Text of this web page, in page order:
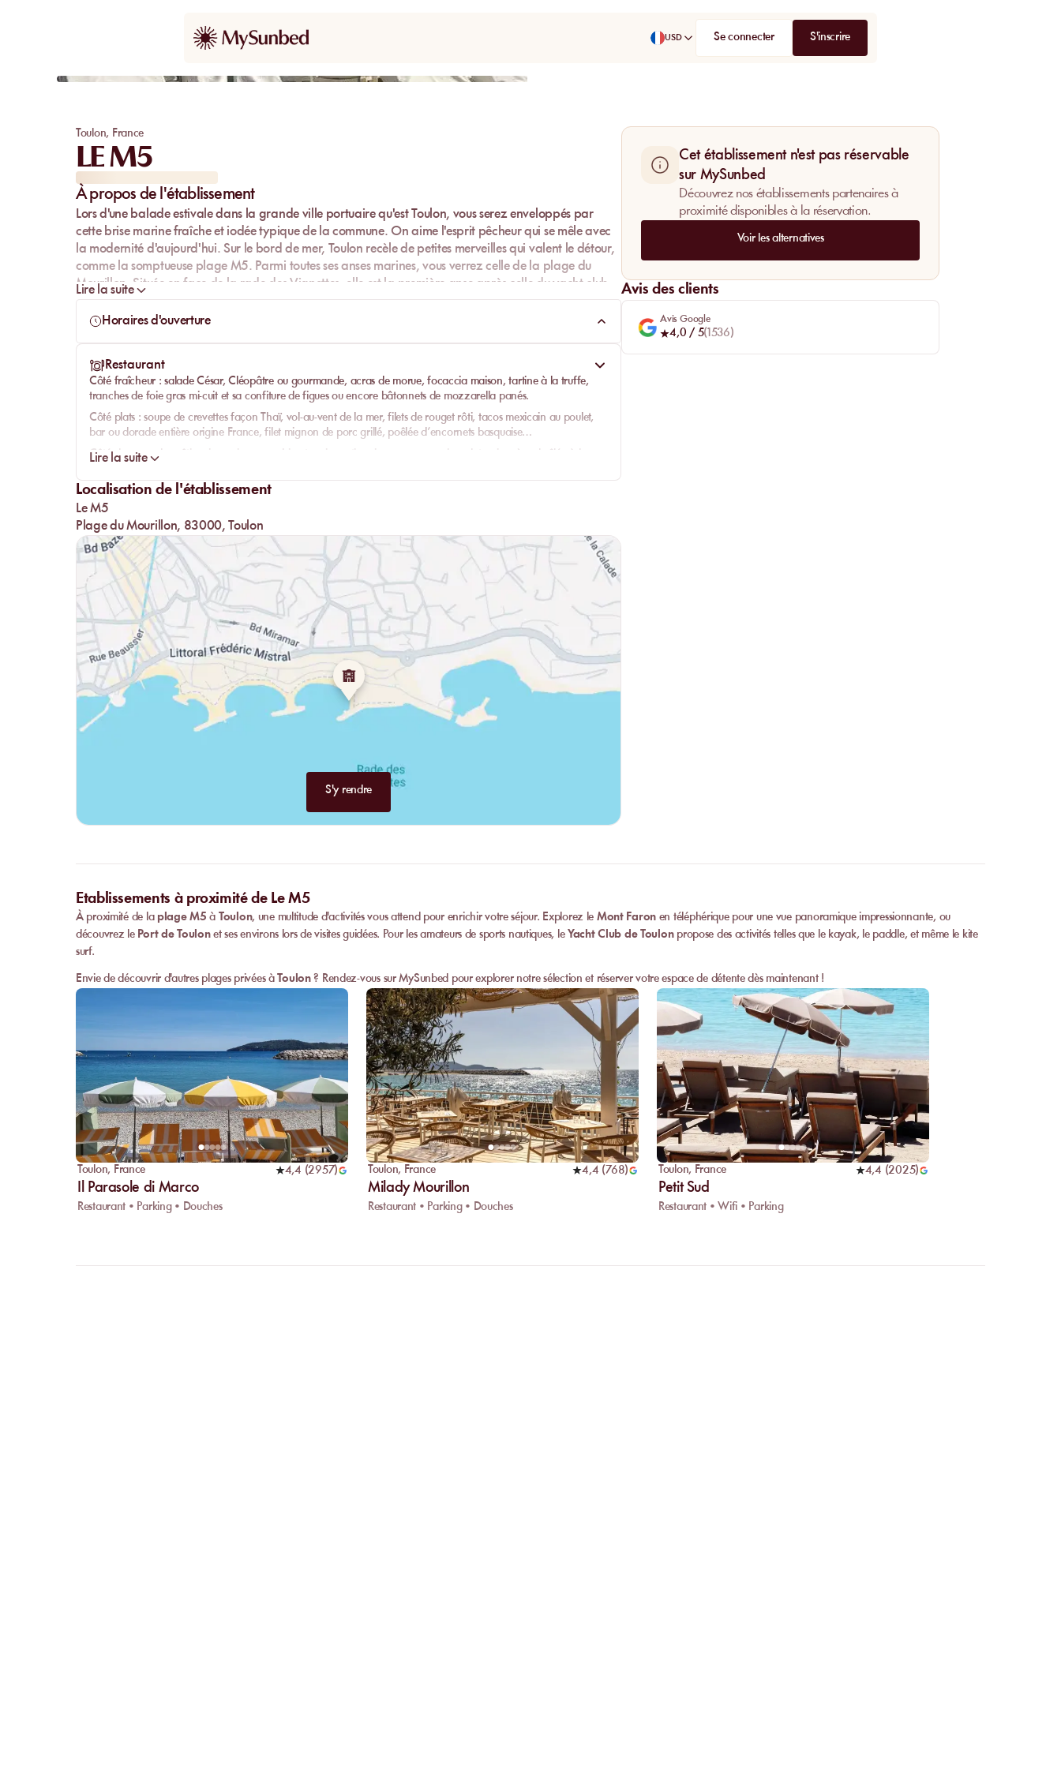
USD Se connecter
S'inscrire
Toulon, France
LE M5
À propos de l'établissement
Lors d'une balade estivale dans la grande ville portuaire qu'estToulon, vous serez enveloppés par
cette brise marine fraîche et iodée typique de la commune. On aime l'esprit pêcheur qui se mêle avec
la modernité d'aujourd'hui. Sur le bord de mer, Toulon recèle de petites merveilles qui valent le détour,
comme la somptueuse plage M5. Parmi toutes ses anses marines, vous verrez celle de la plage du
Mourillon. Située en face de la rade des Vignettes, elle est la première anse après celle du yacht club
de Toulon. Embarquez à la dérive des flots et découvrez ce que le M5 vous a concocté.
Lire la suite
Horaires d'ouverture
Restaurant
Côté fraîcheur : salade César, Cléopâtre ou gourmande, acras de morue, focaccia maison, tartine à la truffe,
tranches de foie gras mi-cuit et sa confiture de figues ou encore bâtonnets de mozzarella panés.
Côté plats : soupe de crevettes façon Thaï, vol-au-vent de la mer, filets de rouget rôti, tacos mexicain au poulet,
bar ou dorade entière origine France, filet mignon de porc grillé, poêlée d’encornets basquaise…
Côté douceur, des pâtisseries maison pour bien terminer : tiramisu, mousse au chocolat noir, crème brûlée à la
fromages frais.
Lire la suite
Localisation de l'établissement
Le M5
Plage du Mourillon, 83000, Toulon
S'y rendre
Cet établissement n'est pas réservable
sur MySunbed
Découvrez nos établissements partenaires à
proximité disponibles à la réservation.
Voir les alternatives
Avis des clients
Avis Google
4,0 / 5( 1536)
Etablissements à proximité de Le M5
À proximité de la plage M5 à Toulon, une multitude d'activités vous attend pour enrichir votre séjour. Explorez le Mont Faron en téléphérique pour une vue panoramique impressionnante, ou
découvrez le Port de Toulonet ses environs lors de visites guidées. Pour les amateurs de sports nautiques, le Yacht Club de Toulonpropose des activités telles que le kayak, le paddle, et même le kite
surf.
Envie de découvrir d'autres plages privées à Toulon? Rendez-vous sur MySunbed pour explorer notre sélection et réserver votre espace de détente dès maintenant !
Toulon, France 4,4 (2957)
Il Parasole di Marco
Restaurant • Parking • Douches
Toulon, France 4,4 (768)
Milady Mourillon
Restaurant • Parking • Douches
Toulon, France 4,4 (2025)
Petit Sud
Restaurant • Wifi • Parking